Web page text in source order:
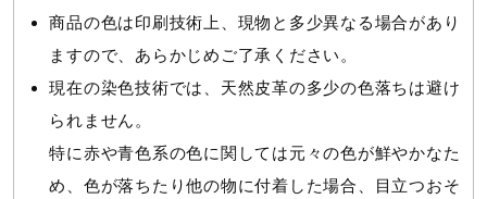
商品の色は印刷技術上、現物と多少異なる場合があり
ますので、あらかじめご了承ください。
現在の染色技術では、天然皮革の多少の色落ちは避け
られません。
特に赤や青色系の色に関しては元々の色が鮮やかなた
め、色が落ちたり他の物に付着した場合、目立つおそ